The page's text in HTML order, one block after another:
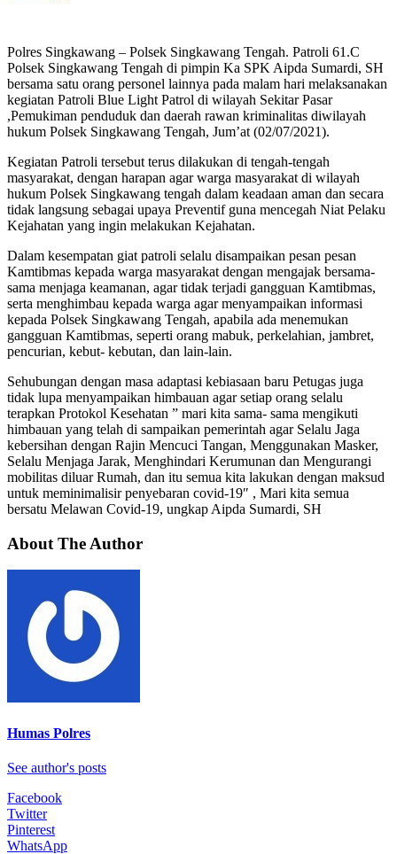
Polres Singkawang – Polsek Singkawang Tengah. Patroli 61.C
Polsek Singkawang Tengah di pimpin Ka SPK Aipda Sumardi, SH
bersama satu orang personel lainnya pada malam hari melaksanakan
kegiatan Patroli Blue Light Patrol di wilayah Sekitar Pasar
,Pemukiman penduduk dan daerah rawan kriminalitas diwilayah
hukum Polsek Singkawang Tengah, Jum’at (02/07/2021).
Kegiatan Patroli tersebut terus dilakukan di tengah-tengah
masyarakat, dengan harapan agar warga masyarakat di wilayah
hukum Polsek Singkawang tengah dalam keadaan aman dan secara
tidak langsung sebagai upaya Preventif guna mencegah Niat Pelaku
Kejahatan yang ingin melakukan Kejahatan.
Dalam kesempatan giat patroli selalu disampaikan pesan pesan
Kamtibmas kepada warga masyarakat dengan mengajak bersama-
sama menjaga keamanan, agar tidak terjadi gangguan Kamtibmas,
serta menghimbau kepada warga agar menyampaikan informasi
kepada Polsek Singkawang Tengah, apabila ada menemukan
gangguan Kamtibmas, seperti orang mabuk, perkelahian, jambret,
pencurian, kebut- kebutan, dan lain-lain.
Sehubungan dengan masa adaptasi kebiasaan baru Petugas juga
tidak lupa menyampaikan himbauan agar setiap orang selalu
terapkan Protokol Kesehatan ” mari kita sama- sama mengikuti
himbauan yang telah di sampaikan pemerintah agar Selalu Jaga
kebersihan dengan Rajin Mencuci Tangan, Menggunakan Masker,
Selalu Menjaga Jarak, Menghindari Kerumunan dan Mengurangi
mobilitas diluar Rumah, dan itu semua kita lakukan dengan maksud
untuk meminimalisir penyebaran covid-19″ , Mari kita semua
bersatu Melawan Covid-19, ungkap Aipda Sumardi, SH
About The Author
Humas Polres
See author's posts
Facebook
Twitter
Pinterest
WhatsApp